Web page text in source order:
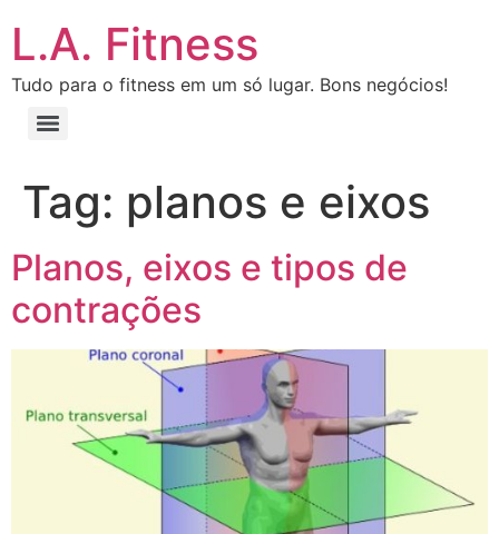
L.A. Fitness
Tudo para o fitness em um só lugar. Bons negócios!
Tag: planos e eixos
Planos, eixos e tipos de
contrações